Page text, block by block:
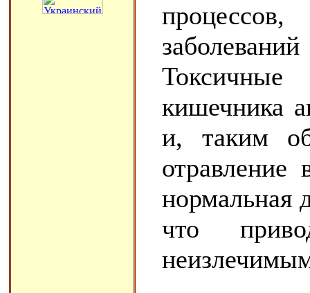
процессов,
кишечника
и, таким
отравление
нормальная
что